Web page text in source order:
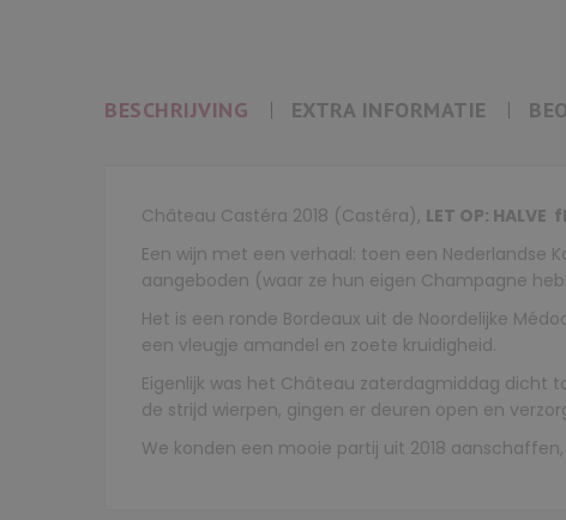
BESCHRIJVING EXTRA INFORMATIE
Château Castéra 2018 (Castéra), LET OP: HALVE
Een wijn met een verhaal: toen een
aangeboden (waar ze hun eigen Champagne
Het is een ronde Bordeaux uit de Noordelijke
een vleugje amandel en zoete kruidigheid.
Eigenlijk was het Château zaterdagmiddag dicht
de strijd wierpen, gingen er deuren open en
We konden een mooie partij uit 2018